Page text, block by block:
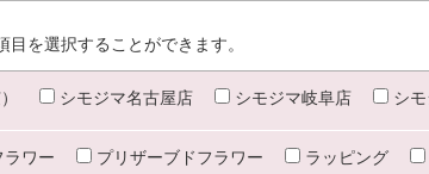
を選択することができます。
シモジマ名古屋店 シモジマ岐阜店 シ
ラワー プリザーブドフラワー ラッピング